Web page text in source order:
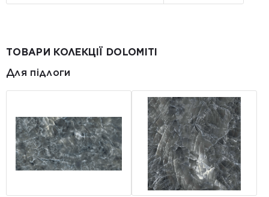
ТОВАРИ КОЛЕКЦІЇ DOLOMITI
Для підлоги